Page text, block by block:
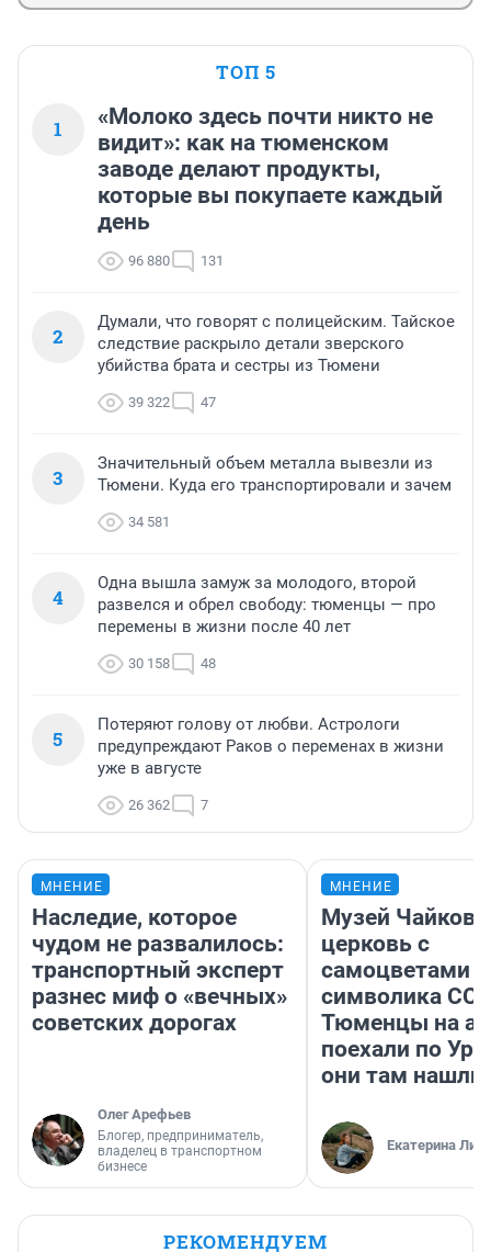
ТОП 5
1
«Молоко здесь почти никто не
видит»: как на тюменском
заводе делают продукты,
которые вы покупаете каждый
день
96 880 131
2
Думали, что говорят с полицейским. Тайское
следствие раскрыло детали зверского
убийства брата и сестры из Тюмени
39 322 47
3
Значительный объем металла вывезли из
Тюмени. Куда его транспортировали и зачем
34 581
4
Одна вышла замуж за молодого, второй
развелся и обрел свободу: тюменцы — про
перемены в жизни после 40 лет
30 158 48
5
Потеряют голову от любви. Астрологи
предупреждают Раков о переменах в жизни
уже в августе
26 362 7
МНЕНИЕ
Наследие, которое
чудом не развалилось:
транспортный эксперт
разнес миф о «вечных»
советских дорогах
Олег Арефьев
Блогер, предприниматель,
владелец в транспортном
бизнесе
МНЕНИЕ
Музей
церковь с
самоцветами
символика
Тюменцы на
поехали по
они там нашли
Екатерина
РЕКОМЕНДУЕМ